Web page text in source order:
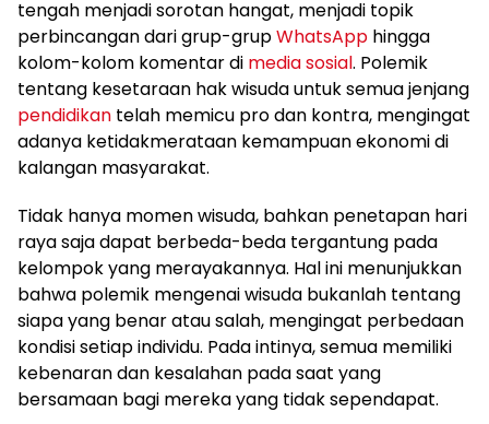
tengah menjadi sorotan hangat, menjadi topik
perbincangan dari grup-grupWhatsApp hingga
kolom-kolom komentar di media sosial. Polemik
tentang kesetaraan hak wisuda untuk semua jenjang
pendidikan telah memicu pro dan kontra, mengingat
adanya ketidakmerataan kemampuan ekonomi di
kalangan masyarakat.
Tidak hanya momen wisuda, bahkan penetapan hari
raya saja dapat berbeda-beda tergantung pada
kelompok yang merayakannya. Hal ini menunjukkan
bahwa polemik mengenai wisuda bukanlah tentang
siapa yang benar atau salah, mengingat perbedaan
kondisi setiap individu. Pada intinya, semua memiliki
kebenaran dan kesalahan pada saat yang
bersamaan bagi mereka yang tidak sependapat.